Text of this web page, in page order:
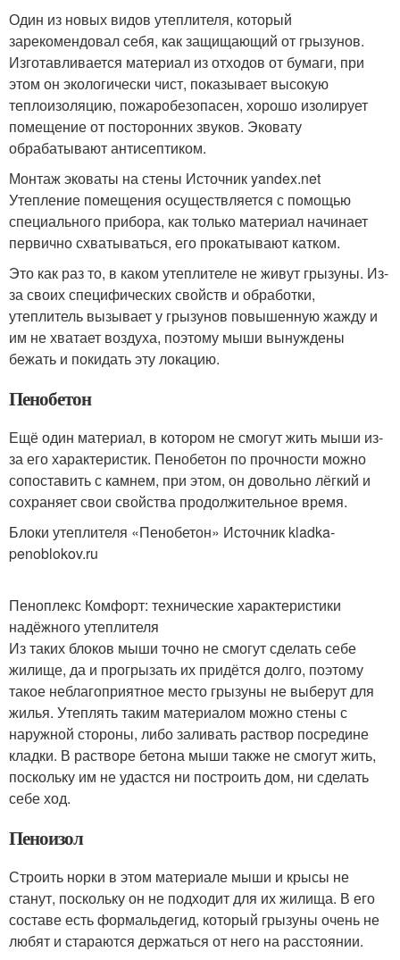
Один из новых видов утеплителя, который
зарекомендовал себя, как защищающий от грызунов.
Изготавливается материал из отходов от бумаги, при
этом он экологически чист, показывает высокую
теплоизоляцию, пожаробезопасен, хорошо изолирует
помещение от посторонних звуков. Эковату
обрабатывают антисептиком.
Монтаж эковаты на стены Источник yandex.net
Утепление помещения осуществляется с помощью
специального прибора, как только материал начинает
первично схватываться, его прокатывают катком.
Это как раз то, в каком утеплителе не живут грызуны. Из-
за своих специфических свойств и обработки,
утеплитель вызывает у грызунов повышенную жажду и
им не хватает воздуха, поэтому мыши вынуждены
бежать и покидать эту локацию.
Пенобетон
Ещё один материал, в котором не смогут жить мыши из-
за его характеристик. Пенобетон по прочности можно
сопоставить с камнем, при этом, он довольно лёгкий и
сохраняет свои свойства продолжительное время.
Блоки утеплителя «Пенобетон» Источник kladka-
penoblokov.ru
Пеноплекс Комфорт: технические характеристики
надёжного утеплителя
Из таких блоков мыши точно не смогут сделать себе
жилище, да и прогрызать их придётся долго, поэтому
такое неблагоприятное место грызуны не выберут для
жилья. Утеплять таким материалом можно стены с
наружной стороны, либо заливать раствор посредине
кладки. В растворе бетона мыши также не смогут жить,
поскольку им не удастся ни построить дом, ни сделать
себе ход.
Пеноизол
Строить норки в этом материале мыши и крысы не
станут, поскольку он не подходит для их жилища. В его
составе есть формальдегид, который грызуны очень не
любят и стараются держаться от него на расстоянии.